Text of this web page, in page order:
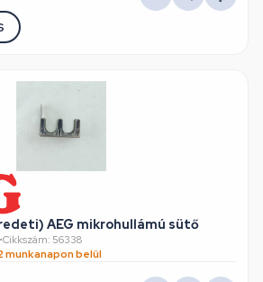
AEG mikrohullámú sütő
•Cikkszám: 56338
munkanapon belül